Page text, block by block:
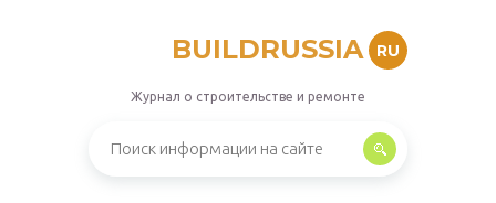
BUILDRUSSIA RU
Журнал о строительстве и ремонте